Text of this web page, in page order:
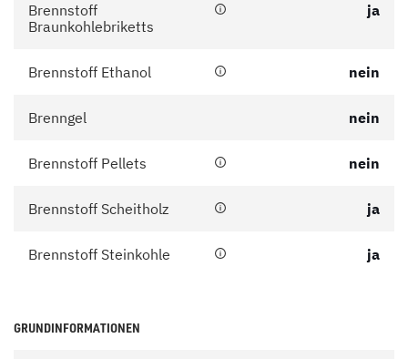
Brennstoff
Braunkohlebriketts
ja
Brennstoff Ethanol nein
Brenngel nein
Brennstoff Pellets nein
Brennstoff Scheitholz ja
Brennstoff Steinkohle ja
GRUNDINFORMATIONEN